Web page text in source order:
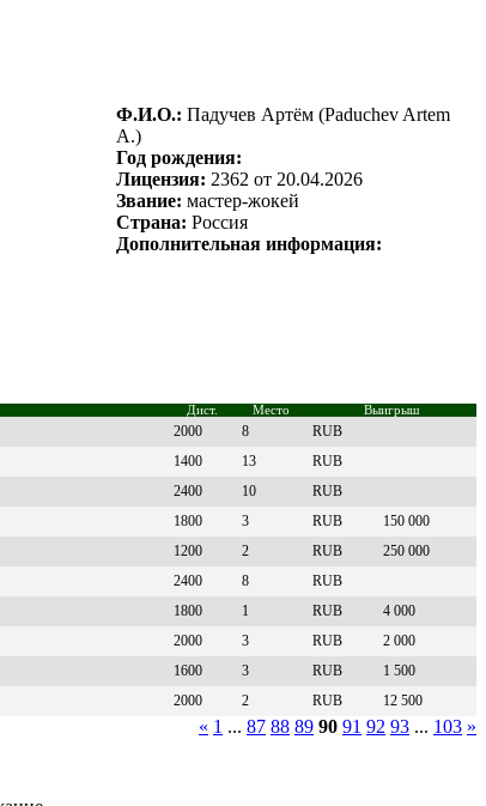
Ф.И.О.: Пaдучeв Аpтём (Paduchev Artem
А.)
Год рождения:
Лицензия: 2362 от 20.04.2026
Звание: мастер-жокей
Страна: Россия
Дополнительная информация:
Дист. Место Выигрыш
2000 8
RUB
1400 13
RUB
2400 10
RUB
1800 3 RUB
150 000
1200 2 RUB
250 000
2400 8
RUB
1800 1 RUB
4 000
2000 3 RUB
2 000
1600 3 RUB
1 500
2000 2 RUB 12 500
« 1 ... 87 88 89 90 91 92 93 ... 103 »